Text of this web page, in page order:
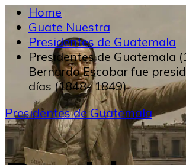
Home
Guate Nuestra
Presidentes de Guatemala
Presidentes de Guatemala
Bernardo Escobar fue
días (1848- 1849)
Presidentes de Guatemala